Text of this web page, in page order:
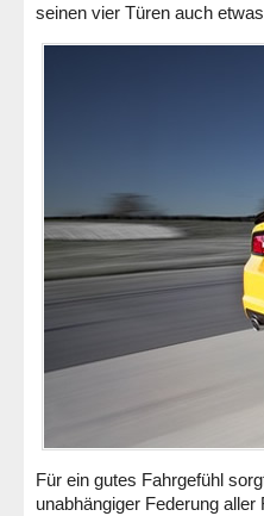
seinen vier Türen auch
Für ein gutes Fahrgefühl
unabhängiger Federung